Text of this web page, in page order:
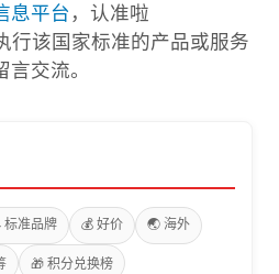
息平台 ，认准啦
行该国家标准的产品或服务
言交流。
准品牌 💰 好价 🌏 海外
🎁 积分兑换榜